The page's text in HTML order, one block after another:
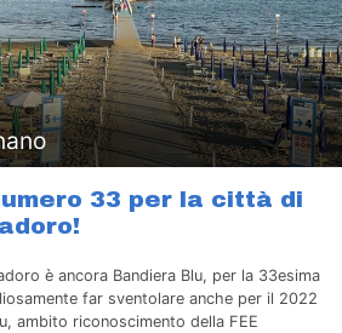
33 per la città di
è ancora Bandiera Blu, per la 33esima
far sventolare anche per il 2022
ambito riconoscimento della FEE